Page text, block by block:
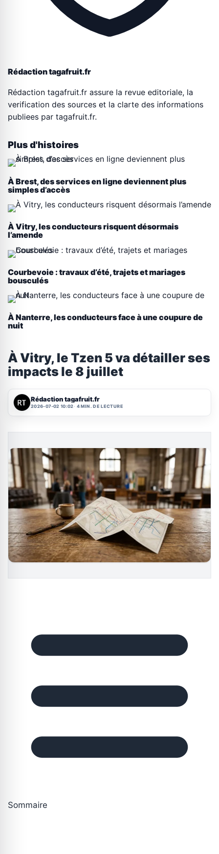
Rédaction tagafruit.fr
Rédaction tagafruit.fr assure la revue editoriale, la
verification des sources et la clarte des informations
publiees par tagafruit.fr.
Plus d'histoires
À Brest, des services en ligne deviennent plus
simples d’accès
À Vitry, les conducteurs risquent désormais
l’amende
Courbevoie : travaux d’été, trajets et mariages
bousculés
À Nanterre, les conducteurs face à une coupure de
nuit
À Vitry, le Tzen 5 va détailler ses
impacts le 8 juillet
Rédaction tagafruit.fr
2026-07-02 10:02 4 MIN. DE LECTURE
Sommaire